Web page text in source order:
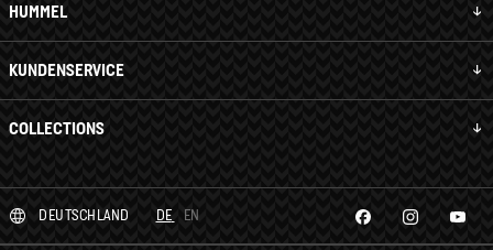
HUMMEL
KUNDENSERVICE
COLLECTIONS
DEUTSCHLAND DE EN